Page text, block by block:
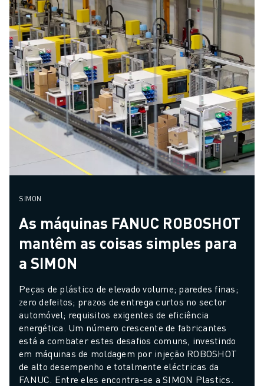
SIMON
As máquinas FANUC ROBOSHOT
mantêm as coisas simples para
a SIMON
Peças de plástico de elevado volume; paredes finas;
zero defeitos; prazos de entrega curtos no sector
automóvel; requisitos exigentes de eficiência
energética. Um número crescente de fabricantes
está a combater estes desafios comuns, investindo
em máquinas de moldagem por injeção ROBOSHOT
de alto desempenho e totalmente eléctricas da
FANUC. Entre eles encontra-se a SIMON Plastics.